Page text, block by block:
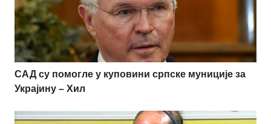
САД су помогле у куповини српске муниције за
Украјину – Хил